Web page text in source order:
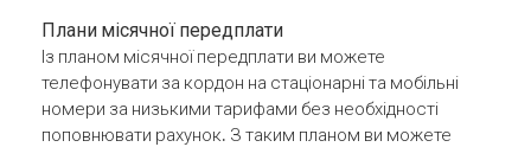
Плани місячної передплати
Із планом місячної передплати ви можете
телефонувати за кордон на стаціонарні та мобільні
номери за низькими тарифами без необхідності
поповнювати рахунок. З таким планом ви можете